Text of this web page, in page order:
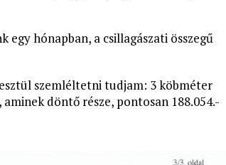
egy hónapban, a csillagászati összegű
szemléltetni tudjam: 3 köbméter
döntő része, pontosan 188.054.-